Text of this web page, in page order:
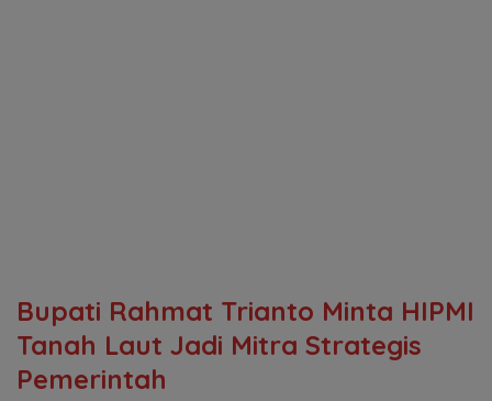
Bupati Rahmat Trianto Minta HIPMI
Tanah Laut Jadi Mitra Strategis
Pemerintah